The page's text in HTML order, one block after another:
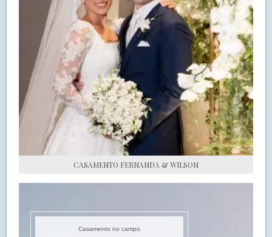
CASAMENTO FERNANDA & WILSON
Casamento no campo